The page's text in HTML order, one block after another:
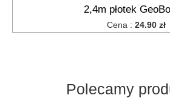
2,4m płotek
Cena : 24.90 zł
Polecamy